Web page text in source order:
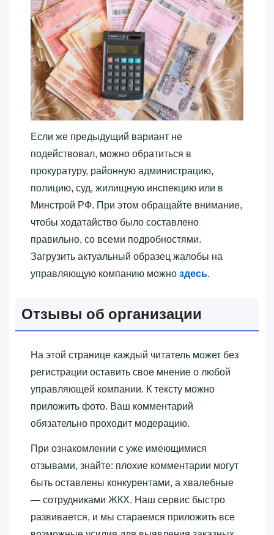
Если же предыдущий вариант не
подействовал, можно обратиться в
прокуратуру, районную администрацию,
полицию, суд, жилищную инспекцию или в
Минстрой РФ. При этом обращайте внимание,
чтобы ходатайство было составлено
правильно, со всеми подробностями.
Загрузить актуальный образец жалобы на
управляющую компанию можно здесь.
Отзывы об организации
На этой странице каждый читатель может без
регистрации оставить свое мнение о любой
управляющей компании. К тексту можно
приложить фото. Ваш комментарий
обязательно проходит модерацию.
При ознакомлении с уже имеющимися
отзывами, знайте: плохие комментарии могут
быть оставлены конкурентами, а хвалебные
— сотрудниками ЖКХ. Наш сервис быстро
развивается, и мы стараемся приложить все